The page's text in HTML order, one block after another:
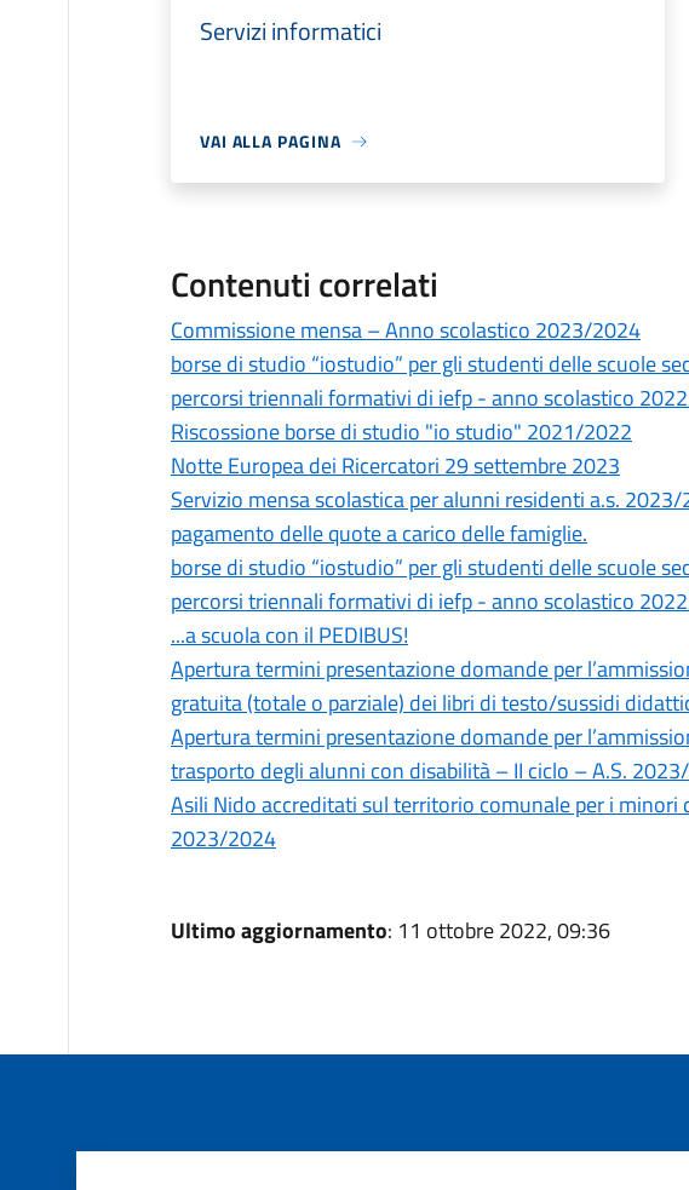
Servizi informatici
VAI ALLA PAGINA
Contenuti correlati
Commissione mensa – Anno scolastico 2023/2024
borse di studio “iostudio” per gli studenti delle scuole
percorsi triennali formativi di iefp - anno scolastico
Riscossione borse di studio "io studio" 2021/2022
Notte Europea dei Ricercatori 29 settembre 2023
Servizio mensa scolastica per alunni residenti a.s.
pagamento delle quote a carico delle famiglie.
borse di studio “iostudio” per gli studenti delle scuole
percorsi triennali formativi di iefp - anno scolastico
...a scuola con il PEDIBUS!
Apertura termini presentazione domande per
gratuita (totale o parziale) dei libri di testo/sussidi
Apertura termini presentazione domande per
trasporto degli alunni con disabilità – II ciclo – A.S.
Asili Nido accreditati sul territorio comunale per i
2023/2024
Ultimo aggiornamento: 11 ottobre 2022, 09:36